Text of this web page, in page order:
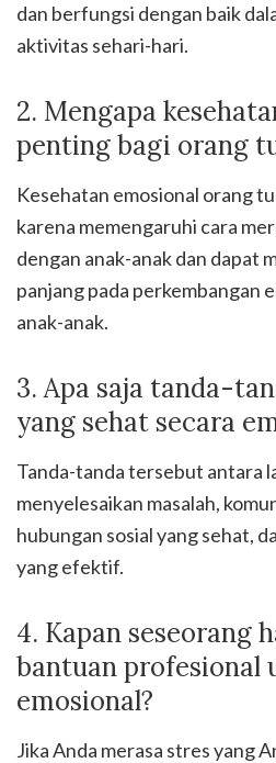
dan berfungsi dengan baik
aktivitas sehari-hari.
2. Mengapa
penting bagi orang
Kesehatan emosional orang
karena memengaruhi cara
dengan anak-anak dan dapat
panjang pada perkembangan
anak-anak.
3. Apa saja tanda-
yang sehat secara
Tanda-tanda tersebut antara
menyelesaikan masalah,
hubungan sosial yang sehat,
yang efektif.
4. Kapan seseorang
bantuan profesional
emosional?
Jika Anda merasa stres yang